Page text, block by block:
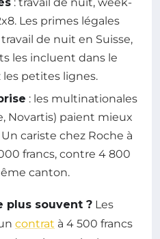
Les primes légales
de nuit en Suisse,
les incluent dans le
les petites lignes.
: les multinationales
Novartis) paient mieux
cariste chez Roche à
francs, contre 4 800
canton.
plus souvent ? Les
contrat à 4 500 francs